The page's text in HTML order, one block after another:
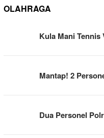
OLAHRAGA
Kula Mani
Mantap! 2
Dua Personel